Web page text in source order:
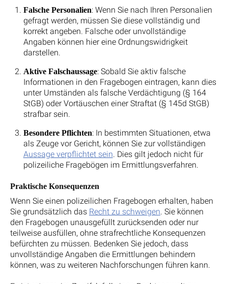
Falsche Personalien: Wenn Sie nach Ihren Personalien
gefragt werden, müssen Sie diese vollständig und
korrekt angeben. Falsche oder unvollständige
Angaben können hier eine Ordnungswidrigkeit
darstellen.
Aktive Falschaussage: Sobald Sie aktiv falsche
Informationen in den Fragebogen eintragen, kann dies
unter Umständen als falsche Verdächtigung (§ 164
StGB) oder Vortäuschen einer Straftat (§ 145d StGB)
strafbar sein.
Besondere Pflichten: In bestimmten Situationen, etwa
als Zeuge vor Gericht, können Sie zur vollständigen
Aussage verpflichtet sein. Dies gilt jedoch nicht für
polizeiliche Fragebögen im Ermittlungsverfahren.
Praktische Konsequenzen
Wenn Sie einen polizeilichen Fragebogen erhalten, haben
Sie grundsätzlich das Recht zu schweigen. Sie können
den Fragebogen unausgefüllt zurücksenden oder nur
teilweise ausfüllen, ohne strafrechtliche Konsequenzen
befürchten zu müssen. Bedenken Sie jedoch, dass
unvollständige Angaben die Ermittlungen behindern
können, was zu weiteren Nachforschungen führen kann.